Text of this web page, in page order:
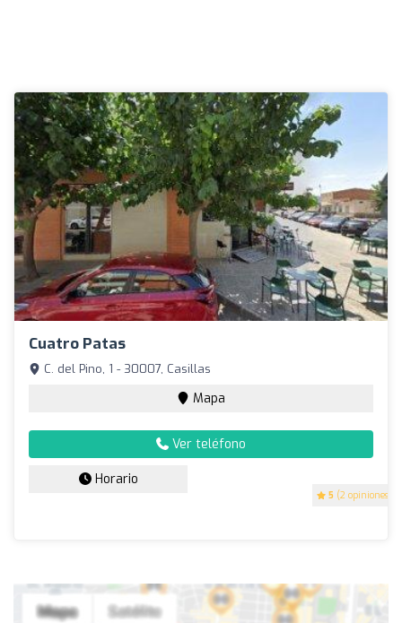
Cuatro Patas
5 (2 opiniones)
C. del Pino, 1 - 30007, Casillas
Mapa
Ver teléfono
Horario